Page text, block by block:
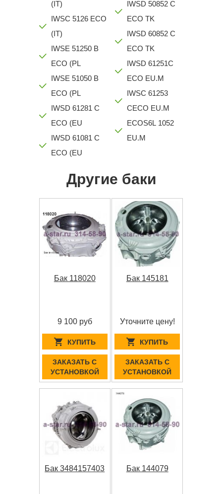
(IT)
IWSC 5126 ECO
(IT)
IWSE 51250 B
ECO (PL
IWSE 51050 B
ECO (PL
IWSD 61281 C
ECO (EU
IWSD 61081 C
ECO (EU
IWSD 50852 C
ECO TK
IWSD 60852 C
ECO TK
IWSD 61251C
ECO EU.M
IWSC 61253
CECO EU.M
ECOS6L 1052
EU.M
Другие баки
Бак 118020
9 100 руб
КУПИТЬ
ЗАКАЗАТЬ С
УСТАНОВКОЙ
Бак 145181
Уточните цену!
КУПИТЬ
ЗАКАЗАТЬ С
УСТАНОВКОЙ
Бак 3484157403 Бак 144079